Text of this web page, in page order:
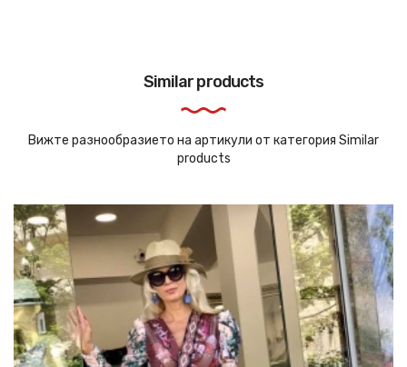
Similar products
Вижте разнообразието на артикули от категория Similar
products